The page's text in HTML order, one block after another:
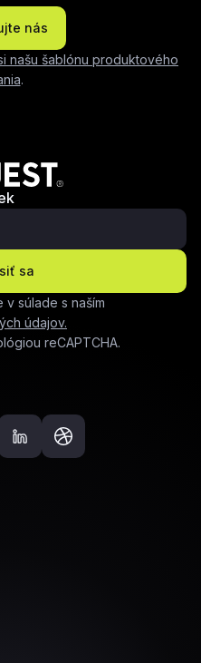
nás
našu šablónu produktového
.
sa
súlade s naším
údajov.
reCAPTCHA.